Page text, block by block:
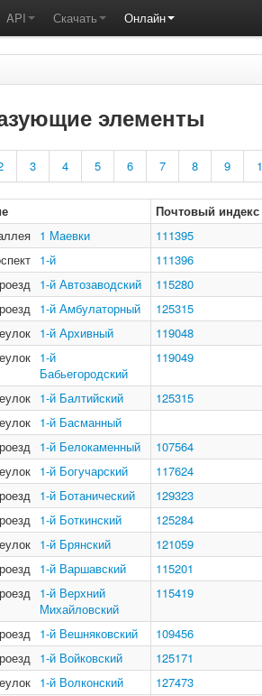
API Скачать Онлайн
элементы
3 4 5 6 7 8 9
Почтовый индекс
1 Маевки
111395
1-й
111396
1-й Автозаводский
115280
1-й Амбулаторный
125315
1-й Архивный
119048
1-й
Бабьегородский
119049
1-й Балтийский
125315
1-й Басманный
1-й Белокаменный
107564
1-й Богучарский
117624
1-й Ботанический
129323
1-й Боткинский
125284
1-й Брянский
121059
1-й Варшавский
115201
1-й Верхний
Михайловский
115419
1-й Вешняковский
109456
1-й Войковский
125171
1-й Волконский
127473